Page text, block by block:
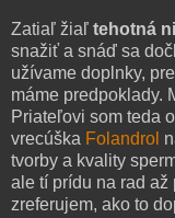
Zatiaľ žiaľ tehotná
snažiť a snáď sa
užívame doplnky,
máme predpoklady.
Priateľovi som teda
vrecúška Folandrol
tvorby a kvality
ale tí prídu na rad až
zreferujem, ako to